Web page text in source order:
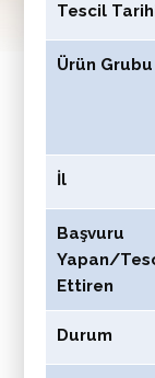
Tescil
Ürün Grubu
İl
Başvuru
Yapan/
Ettiren
Durum